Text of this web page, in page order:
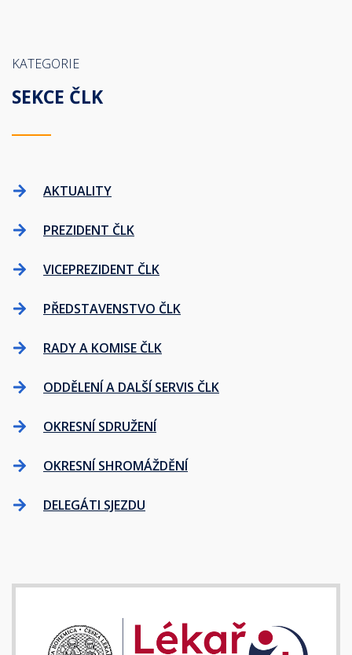
KATEGORIE
SEKCE ČLK
AKTUALITY
PREZIDENT ČLK
VICEPREZIDENT ČLK
PŘEDSTAVENSTVO ČLK
RADY A KOMISE ČLK
ODDĚLENÍ A DALŠÍ SERVIS ČLK
OKRESNÍ SDRUŽENÍ
OKRESNÍ SHROMÁŽDĚNÍ
DELEGÁTI SJEZDU